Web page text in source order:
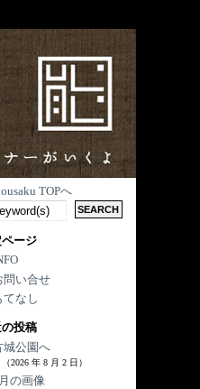
TOPへ
ージ
問い合せ
てなし
投稿
城公園へ
（2026 年 8 月 2 日）
の画像